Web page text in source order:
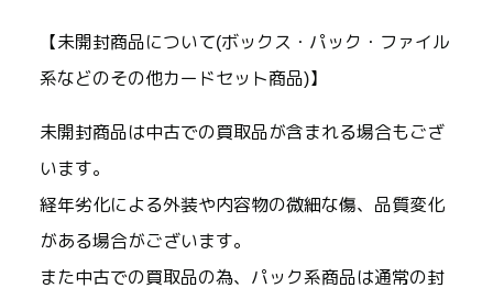
【未開封商品について(ボックス・パック・ファイル
系などのその他カードセット商品)】
未開封商品は中古での買取品が含まれる場合もござ
います。
経年劣化による外装や内容物の微細な傷、品質変化
がある場合がございます。
また中古での買取品の為、パック系商品は通常の封